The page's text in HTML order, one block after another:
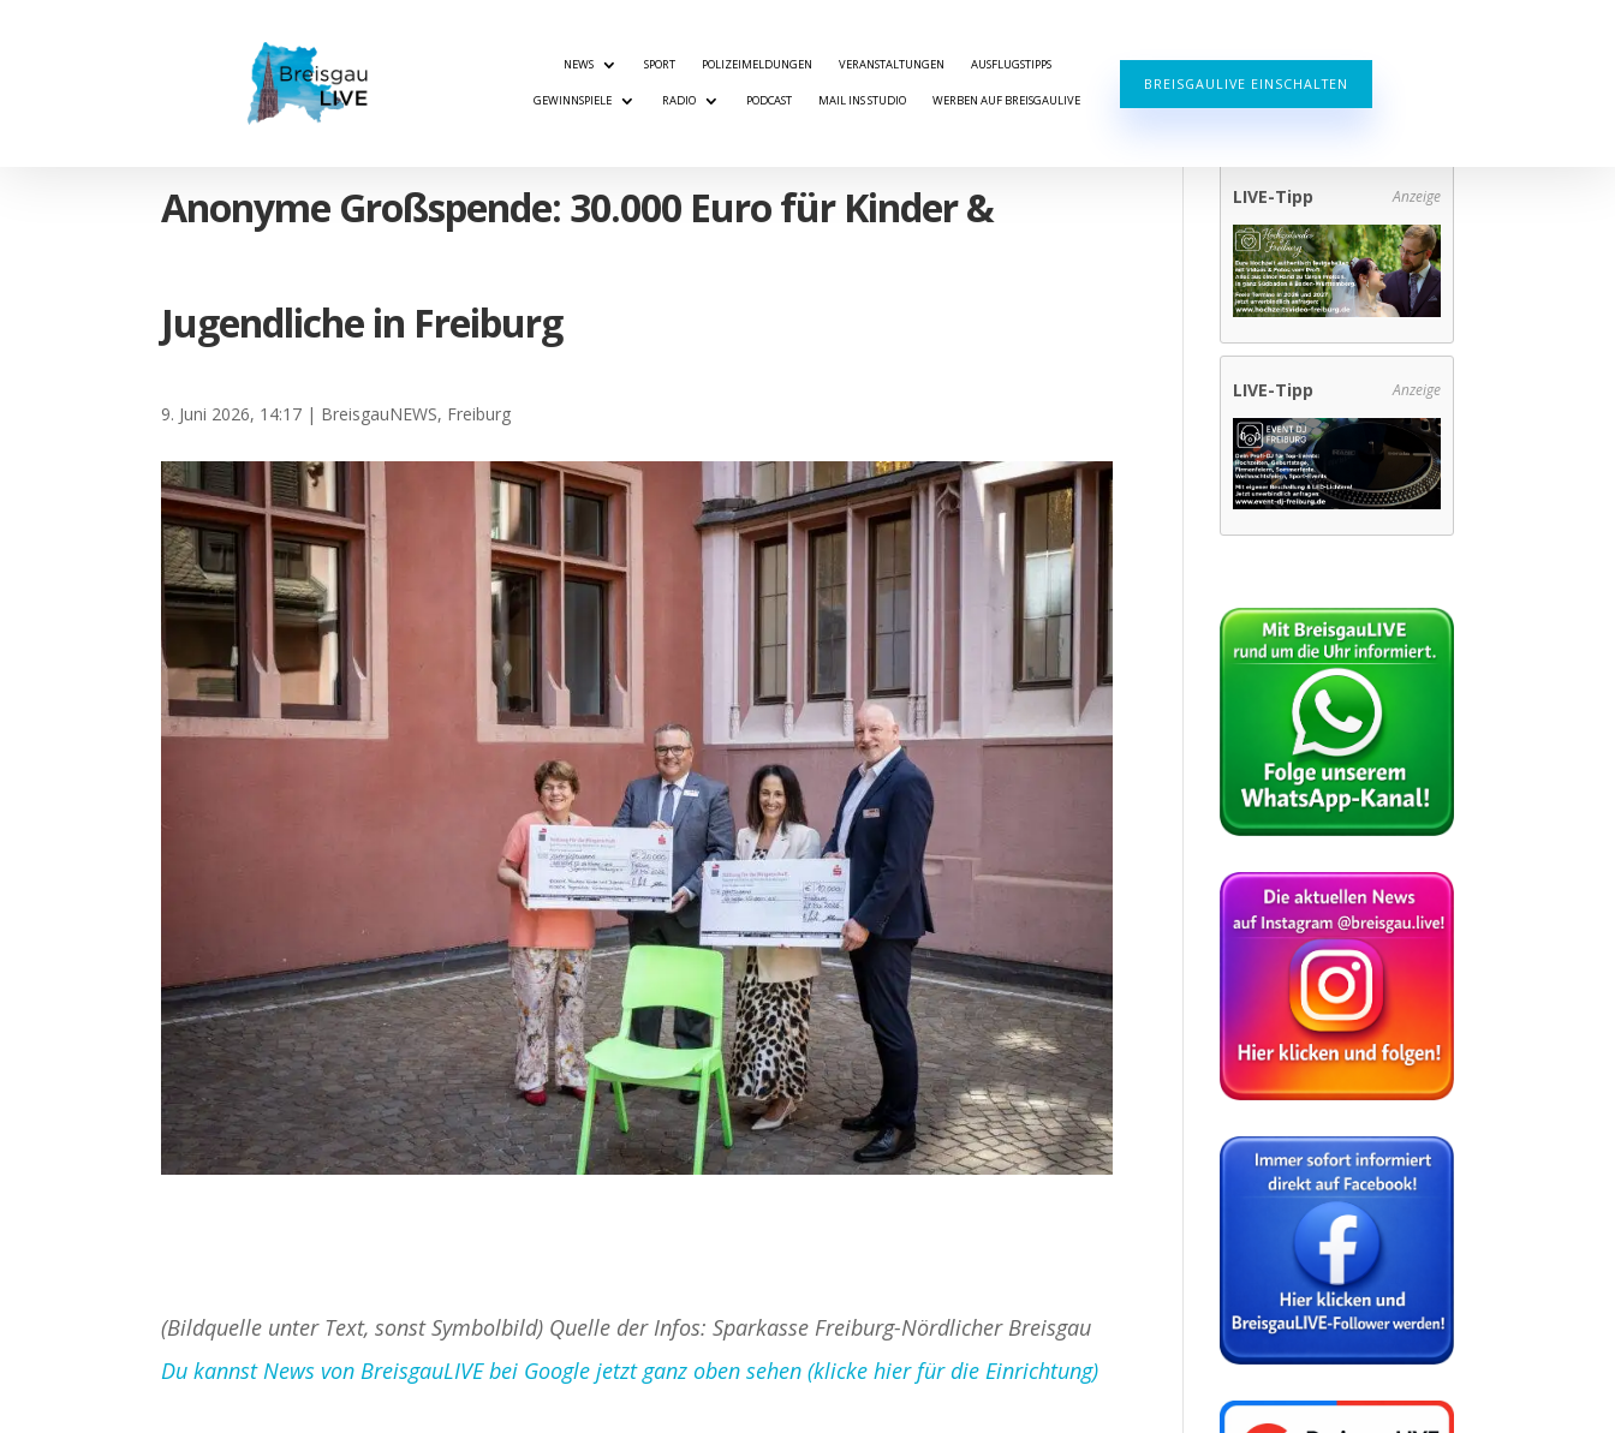
NEWS SPORT POLIZEIMELDUNGEN VERANSTALTUNGEN AUSFLUGSTIPPS
GEWINNSPIELE RADIO PODCAST MAIL INS STUDIO WERBEN AUF BREISGAULIVE
BREISGAULIVE EINSCHALTEN
Anonyme Großspende: 30.000 Euro für Kinder &
Jugendliche in Freiburg
9. Juni 2026, 14:17 | BreisgauNEWS, Freiburg
(Bildquelle unter Text, sonst Symbolbild) Quelle der Infos: Sparkasse Freiburg-Nördlicher Breisgau
Du kannst News von BreisgauLIVE bei Google jetzt ganz oben sehen (klicke hier für die Einrichtung)
LIVE-Tipp Anzeige
LIVE-Tipp Anzeige